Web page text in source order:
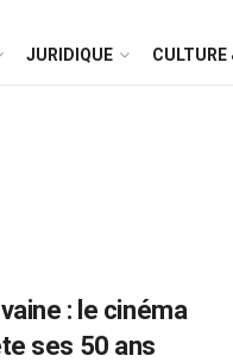
JURIDIQUE CULTURE
: le cinéma
ses 50 ans